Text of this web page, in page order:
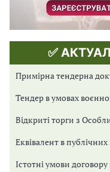
✅
Примірна тендерна
Тендер в умовах
Відкриті торги з
Еквівалент в публічних
Істотні умови